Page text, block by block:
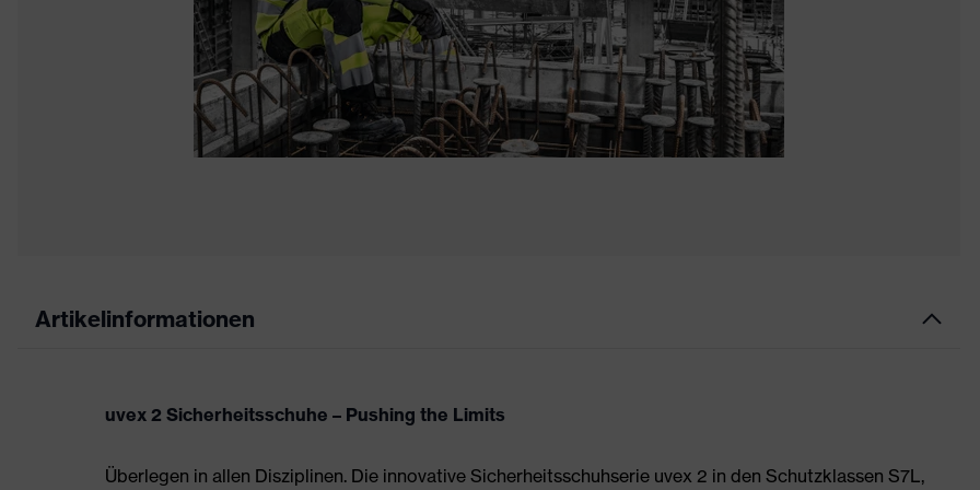
Artikelinformationen
uvex 2 Sicherheitsschuhe – Pushing the Limits
Überlegen in allen Disziplinen. Die innovative Sicherheitsschuhserie uvex 2 in den Schutzklassen S7L,